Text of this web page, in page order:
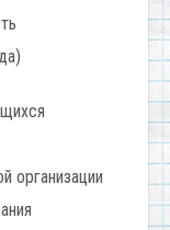
организации